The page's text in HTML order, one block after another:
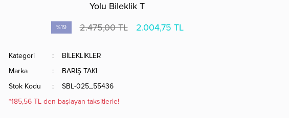
Yolu Bileklik T
%19 2.475,00 TL 2.004,75 TL
Kategori
BİLEKLİKLER
Marka
BARIŞ TAKI
Stok Kodu
SBL-025_55436
*185,56 TL den başlayan taksitlerle!